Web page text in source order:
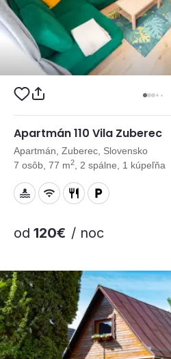
Apartmán 110 Vila Zuberec
Apartmán, Zuberec, Slovensko
7 osôb, 77 m2 , 2 spálne, 1 kúpeľňa
od 120€ / noc